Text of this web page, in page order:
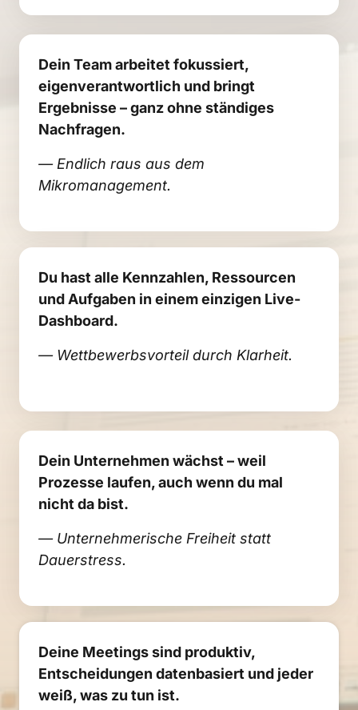
Dein Team arbeitet fokussiert,
eigenverantwortlich und bringt
Ergebnisse – ganz ohne ständiges
Nachfragen.
— Endlich raus aus dem
Mikromanagement.
Du hast alle Kennzahlen, Ressourcen
und Aufgaben in einem einzigen Live-
Dashboard.
— Wettbewerbsvorteil durch Klarheit.
Dein Unternehmen wächst – weil
Prozesse laufen, auch wenn du mal
nicht da bist.
— Unternehmerische Freiheit statt
Dauerstress.
Deine Meetings sind produktiv,
Entscheidungen datenbasiert und jeder
weiß, was zu tun ist.